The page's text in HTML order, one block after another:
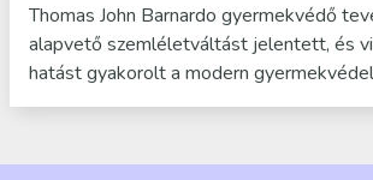
Thomas John Barnardo gyermekvédő
alapvető szemléletváltást jelentett, és
hatást gyakorolt a modern